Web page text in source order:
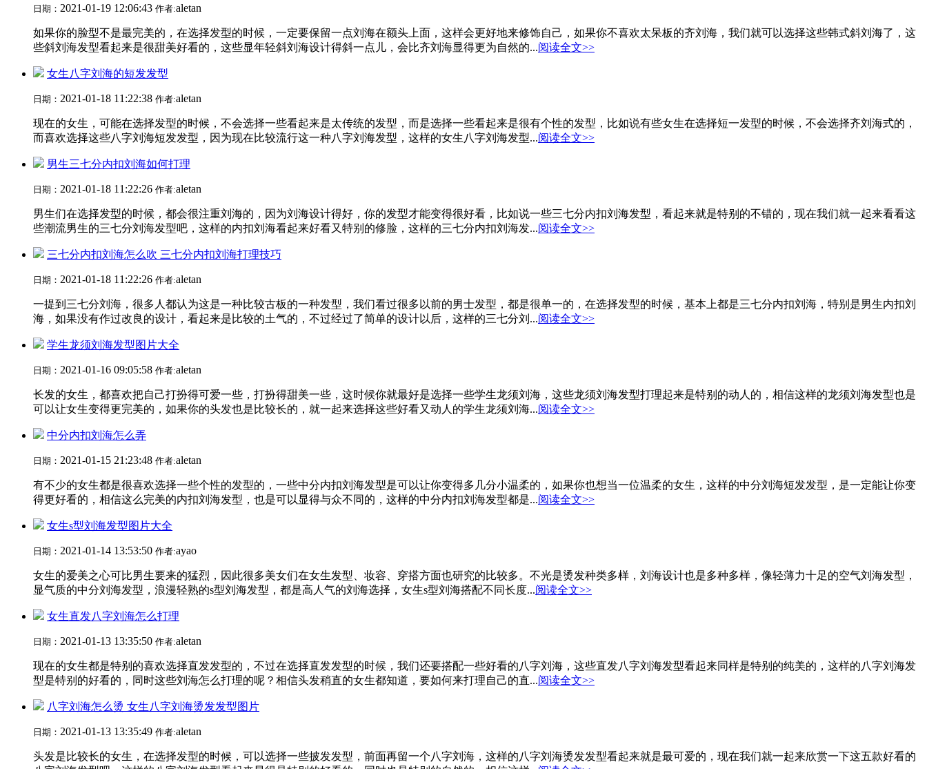
日期： 2021-01-19 12:06:43 作者:aletan
如果你的脸型不是最完美的，在选择发型的时候，一定要保留一点刘海在额头上面，这样会更好地来修饰自己，如果你不喜欢太呆板的齐刘海，我们就可以选择这些韩式斜刘海了，这
些斜刘海发型看起来是很甜美好看的，这些显年轻斜刘海设计得斜一点儿，会比齐刘海显得更为自然的...阅读全文>>
女生八字刘海的短发发型
日期： 2021-01-18 11:22:38 作者:aletan
现在的女生，可能在选择发型的时候，不会选择一些看起来是太传统的发型，而是选择一些看起来是很有个性的发型，比如说有些女生在选择短一发型的时候，不会选择齐刘海式的，
而喜欢选择这些八字刘海短发发型，因为现在比较流行这一种八字刘海发型，这样的女生八字刘海发型...阅读全文>>
男生三七分内扣刘海如何打理
日期： 2021-01-18 11:22:26 作者:aletan
男生们在选择发型的时候，都会很注重刘海的，因为刘海设计得好，你的发型才能变得很好看，比如说一些三七分内扣刘海发型，看起来就是特别的不错的，现在我们就一起来看看这
些潮流男生的三七分刘海发型吧，这样的内扣刘海看起来好看又特别的修脸，这样的三七分内扣刘海发...阅读全文>>
三七分内扣刘海怎么吹 三七分内扣刘海打理技巧
日期： 2021-01-18 11:22:26 作者:aletan
一提到三七分刘海，很多人都认为这是一种比较古板的一种发型，我们看过很多以前的男士发型，都是很单一的，在选择发型的时候，基本上都是三七分内扣刘海，特别是男生内扣刘
海，如果没有作过改良的设计，看起来是比较的土气的，不过经过了简单的设计以后，这样的三七分刘...阅读全文>>
学生龙须刘海发型图片大全
日期： 2021-01-16 09:05:58 作者:aletan
长发的女生，都喜欢把自己打扮得可爱一些，打扮得甜美一些，这时候你就最好是选择一些学生龙须刘海，这些龙须刘海发型打理起来是特别的动人的，相信这样的龙须刘海发型也是
可以让女生变得更完美的，如果你的头发也是比较长的，就一起来选择这些好看又动人的学生龙须刘海...阅读全文>>
中分内扣刘海怎么弄
日期： 2021-01-15 21:23:48 作者:aletan
有不少的女生都是很喜欢选择一些个性的发型的，一些中分内扣刘海发型是可以让你变得多几分小温柔的，如果你也想当一位温柔的女生，这样的中分刘海短发发型，是一定能让你变
得更好看的，相信这么完美的内扣刘海发型，也是可以显得与众不同的，这样的中分内扣刘海发型都是...阅读全文>>
女生s型刘海发型图片大全
日期： 2021-01-14 13:53:50 作者:ayao
女生的爱美之心可比男生要来的猛烈，因此很多美女们在女生发型、妆容、穿搭方面也研究的比较多。不光是烫发种类多样，刘海设计也是多种多样，像轻薄力十足的空气刘海发型，
显气质的中分刘海发型，浪漫轻熟的s型刘海发型，都是高人气的刘海选择，女生s型刘海搭配不同长度...阅读全文>>
女生直发八字刘海怎么打理
日期： 2021-01-13 13:35:50 作者:aletan
现在的女生都是特别的喜欢选择直发发型的，不过在选择直发发型的时候，我们还要搭配一些好看的八字刘海，这些直发八字刘海发型看起来同样是特别的纯美的，这样的八字刘海发
型是特别的好看的，同时这些刘海怎么打理的呢？相信头发稍直的女生都知道，要如何来打理自己的直...阅读全文>>
八字刘海怎么烫 女生八字刘海烫发发型图片
日期： 2021-01-13 13:35:49 作者:aletan
头发是比较长的女生，在选择发型的时候，可以选择一些披发发型，前面再留一个八字刘海，这样的八字刘海烫发发型看起来就是最可爱的，现在我们就一起来欣赏一下这五款好看的